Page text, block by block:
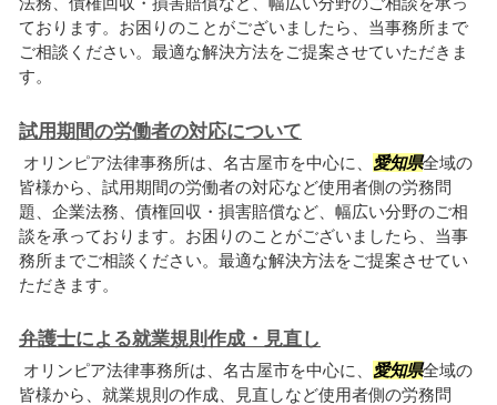
ております。お困りのことがございましたら、当事務所まで
ご相談ください。最適な解決方法をご提案させていただきま
す。
試用期間の労働者の対応について
オリンピア法律事務所は、名古屋市を中心に、 愛知県全域の
皆様から、試用期間の労働者の対応など使用者側の労務問
題、企業法務、債権回収・損害賠償など、幅広い分野のご相
談を承っております。お困りのことがございましたら、当事
務所までご相談ください。最適な解決方法をご提案させてい
ただきます。
弁護士による就業規則作成・見直し
オリンピア法律事務所は、名古屋市を中心に、 愛知県全域の
皆様から、就業規則の作成、見直しなど使用者側の労務問